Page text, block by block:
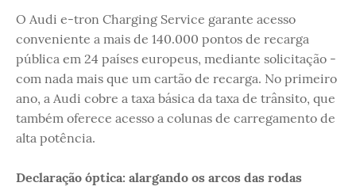
O Audi e-tron Charging Service garante acesso
conveniente a mais de 140.000 pontos de recarga
pública em 24 países europeus, mediante solicitação -
com nada mais que um cartão de recarga. No primeiro
ano, a Audi cobre a taxa básica da taxa de trânsito, que
também oferece acesso a colunas de carregamento de
alta potência.
Declaração óptica: alargando os arcos das rodas